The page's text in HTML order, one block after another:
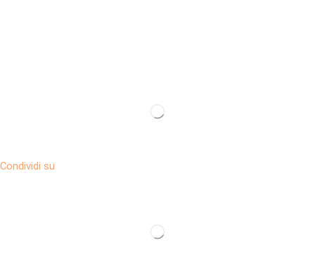
Condividi su